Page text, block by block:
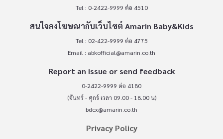
Tel : 0-2422-9999 ต่อ 4510
สนใจลงโฆษณากับเว็บไซต์ Amarin Baby&Kids
Tel : 02-422-9999 ต่อ 4775
Email : abkofficial@amarin.co.th
Report an issue or send feedback
0-2422-9999 ต่อ 4180
(จันทร์ - ศุกร์ เวลา 09.00 - 18.00 น)
bdcx@amarin.co.th
Privacy Policy